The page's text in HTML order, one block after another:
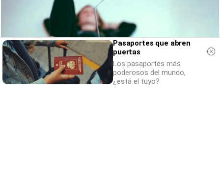
Pasaportes que abren
puertas
Los pasaportes más
poderosos del mundo,
¿está el tuyo?